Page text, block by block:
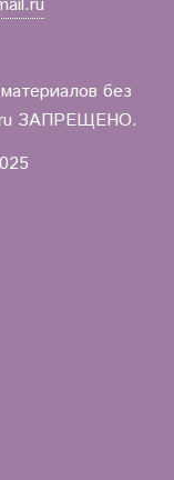
без
ЗАПРЕЩЕНО.